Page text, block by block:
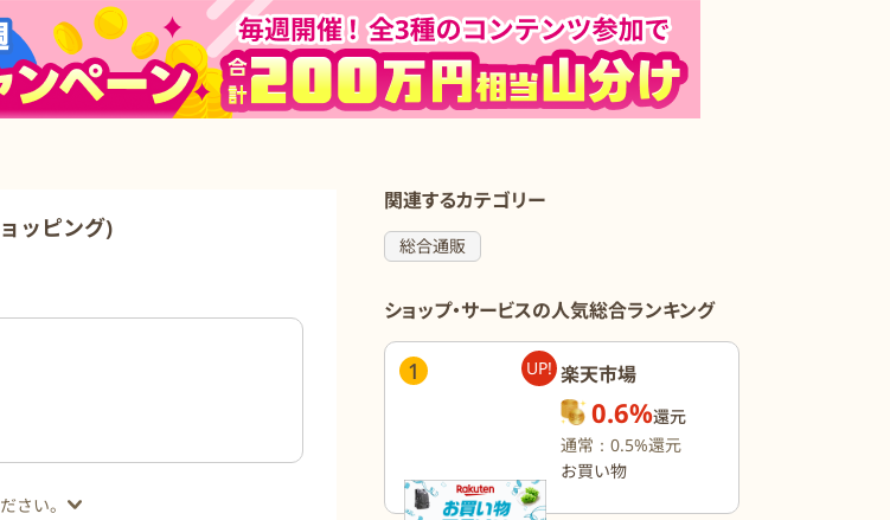
ッピング)
さい。
関連するカテゴリー
総合通販
ショップ・サービスの人気総合ランキング
1 UP! 楽天市場
0.6%還元
通常：0.5%還元
お買い物